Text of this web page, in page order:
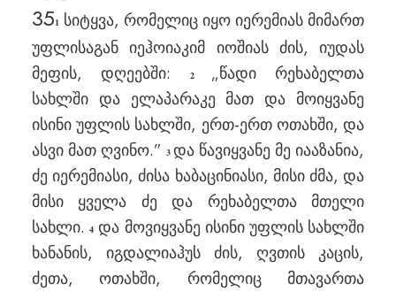
351 სიტყვა, რომელიც იყო იერემიას მიმართ
უფლისაგან იეჰოიაკიმ იოშიას ძის, იუდას
მეფის, დღეებში:
2 „წადი რეხაბელთა
სახლში და ელაპარაკე მათ და მოიყვანე
ისინი უფლის სახლში, ერთ-ერთ ოთახში, და
ასვი მათ ღვინო.” 3 და წავიყვანე მე იააზანია,
ძე იერემიასი, ძისა ხაბაცინიასი, მისი ძმა, და
მისი ყველა ძე და რეხაბელთა მთელი
სახლი.4 და მოვიყვანე ისინი უფლის სახლში
ხანანის, იგდალიაჰუს ძის, ღვთის კაცის,
ძეთა, ოთახში, რომელიც მთავართა